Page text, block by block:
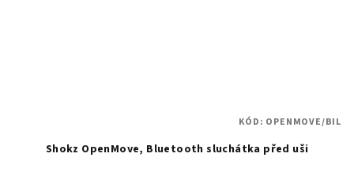
Shokz OpenMove, Bluetooth sluchátka před uši
KÓD: OPENMOVE/BIL